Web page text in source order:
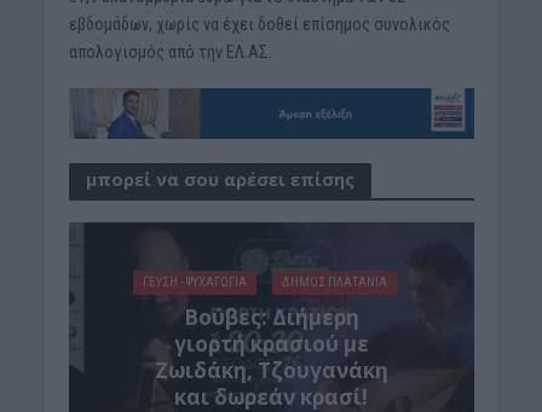
εβδομάδων, χωρίς να έχει δοθεί επίσημος συνολικός
απολογισμός από την ΕΛ.ΑΣ.
μπορεί να σου αρέσει επίσης
ΓΕΎΣΗ - ΨΥΧΑΓΩΓΊΑ ΔΉΜΟΣ ΠΛΑΤΑΝΙΆ
Βούβες: Διήμερη
γιορτή κρασιού με
Ζωιδάκη, Τζουγανάκη
και δωρεάν κρασί!